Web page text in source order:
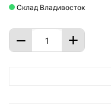
Склад Владивосток
+
−